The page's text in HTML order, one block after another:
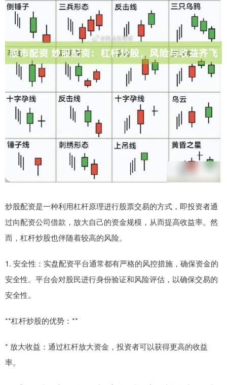
炒股配资是一种利用杠杆原理进行股票交易的方式，即投资者通
过向配资公司借款，放大自己的资金规模，从而提高收益率。然
而，杠杆炒股也伴随着较高的风险。
1. 安全性：实盘配资平台通常都有严格的风控措施，确保资金的
安全性。平台会对股民进行身份验证和风险评估，以确保交易的
安全性。
**杠杆炒股的优势：**
* 放大收益：通过杠杆放大资金，投资者可以获得更高的收益
率。